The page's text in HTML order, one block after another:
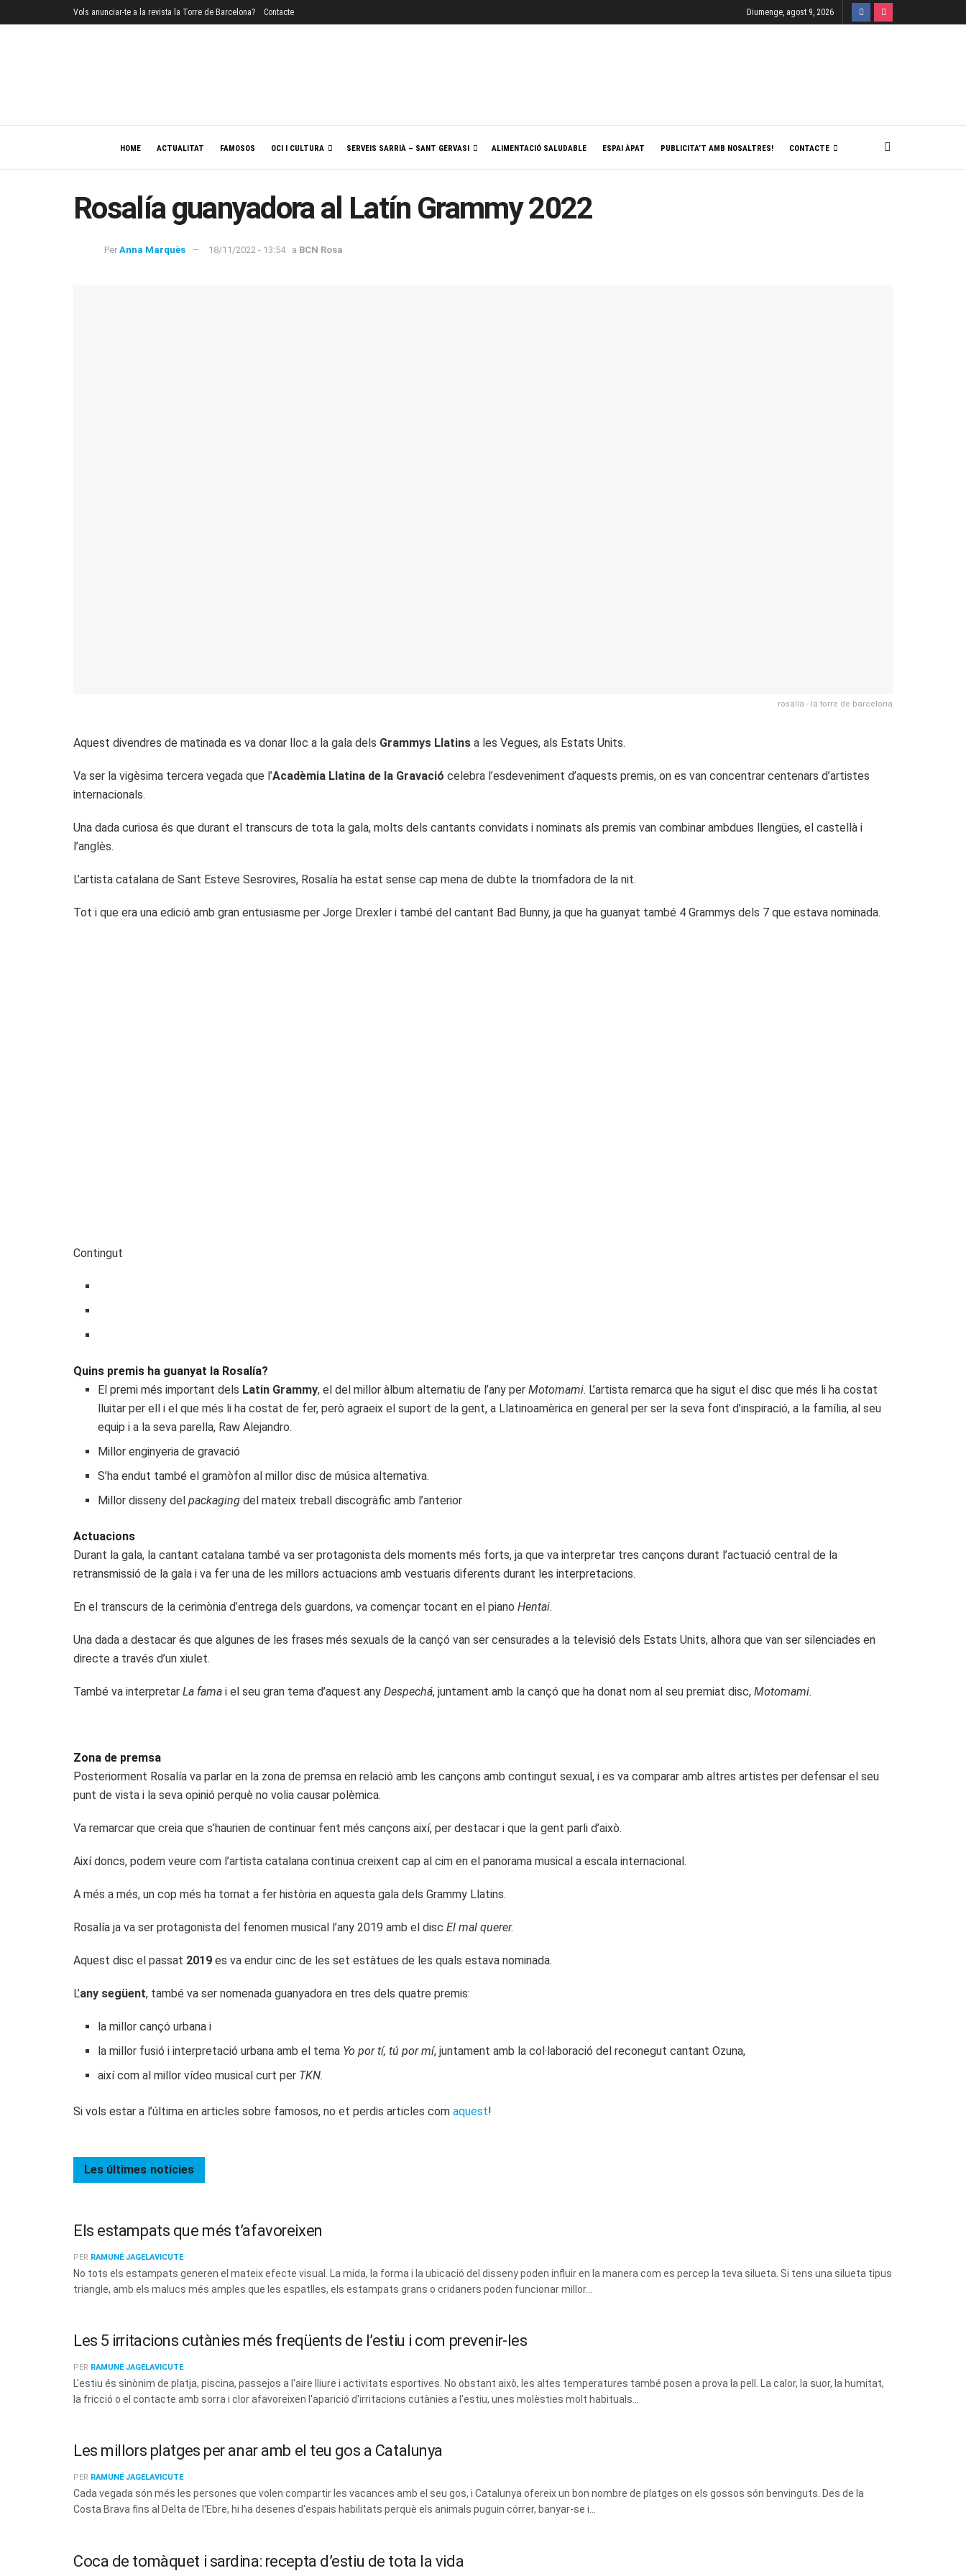
Vols anunciar-te a la revista la Torre de Barcelona? Contacte Diumenge, agost 9, 2026
HOME ACTUALITAT FAMOSOS OCI I CULTURA SERVEIS SARRIÀ – SANT GERVASI ALIMENTACIÓ SALUDABLE ESPAI ÀPAT PUBLICITA’T AMB NOSALTRES! CONTACTE
Rosalía guanyadora al Latín Grammy 2022
Per Anna Marquès 18/11/2022 - 13:54 a BCN Rosa
rosalía - la torre de barcelona
Aquest divendres de matinada es va donar lloc a la gala dels Grammys Llatins a les Vegues, als Estats Units.
Va ser la vigèsima tercera vegada que l’Acadèmia Llatina de la Gravació celebra l’esdeveniment d’aquests premis, on es van concentrar centenars d’artistes
internacionals.
Una dada curiosa és que durant el transcurs de tota la gala, molts dels cantants convidats i nominats als premis van combinar ambdues llengües, el castellà i
l’anglès.
L’artista catalana de Sant Esteve Sesrovires, Rosalía ha estat sense cap mena de dubte la triomfadora de la nit.
Tot i que era una edició amb gran entusiasme per Jorge Drexler i també del cantant Bad Bunny, ja que ha guanyat també 4 Grammys dels 7 que estava nominada.
Contingut
Quins premis ha guanyat la Rosalía?
El premi més important dels Latin Grammy, el del millor àlbum alternatiu de l’any perMotomami. L’artista remarca que ha sigut el disc que més li ha costat
lluitar per ell i el que més li ha costat de fer, però agraeix el suport de la gent, a Llatinoamèrica en general per ser la seva font d’inspiració, a la família, al seu
equip i a la seva parella, Raw Alejandro.
Millor enginyeria de gravació
S’ha endut també el gramòfon al millor disc de música alternativa.
Millor disseny delpackaging del mateix treball discogràfic amb l’anterior
Actuacions
Durant la gala, la cantant catalana també va ser protagonista dels moments més forts, ja que va interpretar tres cançons durant l’actuació central de la
retransmissió de la gala i va fer una de les millors actuacions amb vestuaris diferents durant les interpretacions.
En el transcurs de la cerimònia d’entrega dels guardons, va començar tocant en el piano Hentai.
Una dada a destacar és que algunes de les frases més sexuals de la cançó van ser censurades a la televisió dels Estats Units, alhora que van ser silenciades en
directe a través d’un xiulet.
També va interpretar La fama i el seu gran tema d’aquest any Despechá, juntament amb la cançó que ha donat nom al seu premiat disc, Motomami.
Zona de premsa
Posteriorment Rosalía va parlar en la zona de premsa en relació amb les cançons amb contingut sexual, i es va comparar amb altres artistes per defensar el seu
punt de vista i la seva opinió perquè no volia causar polèmica.
Va remarcar que creia que s’haurien de continuar fent més cançons així, per destacar i que la gent parli d’això.
Així doncs, podem veure com l’artista catalana continua creixent cap al cim en el panorama musical a escala internacional.
A més a més, un cop més ha tornat a fer història en aquesta gala dels Grammy Llatins.
Rosalía ja va ser protagonista del fenomen musical l’any 2019 amb el disc El mal querer.
Aquest disc el passat 2019 es va endur cinc de les set estàtues de les quals estava nominada.
L’any següent, també va ser nomenada guanyadora en tres dels quatre premis:
la millor cançó urbana i
la millor fusió i interpretació urbana amb el tema Yo por tí, tú por mí, juntament amb la col·laboració del reconegut cantant Ozuna,
així com al millor vídeo musical curt per TKN.
Si vols estar a l’última en articles sobre famosos, no et perdis articles com aquest!
Les últimes notícies
Els estampats que més t’afavoreixen
PER RAMUNÉ JAGELAVICUTE
No tots els estampats generen el mateix efecte visual. La mida, la forma i la ubicació del disseny poden influir en la manera com es percep la teva silueta. Si tens una silueta tipus
triangle, amb els malucs més amples que les espatlles, els estampats grans o cridaners poden funcionar millor...
Les 5 irritacions cutànies més freqüents de l’estiu i com prevenir-les
PER RAMUNÉ JAGELAVICUTE
L'estiu és sinònim de platja, piscina, passejos a l'aire lliure i activitats esportives. No obstant això, les altes temperatures també posen a prova la pell. La calor, la suor, la humitat,
la fricció o el contacte amb sorra i clor afavoreixen l'aparició d'irritacions cutànies a l'estiu, unes molèsties molt habituals...
Les millors platges per anar amb el teu gos a Catalunya
PER RAMUNÉ JAGELAVICUTE
Cada vegada són més les persones que volen compartir les vacances amb el seu gos, i Catalunya ofereix un bon nombre de platges on els gossos són benvinguts. Des de la
Costa Brava fins al Delta de l'Ebre, hi ha desenes d'espais habilitats perquè els animals puguin córrer, banyar-se i...
Coca de tomàquet i sardina: recepta d’estiu de tota la vida